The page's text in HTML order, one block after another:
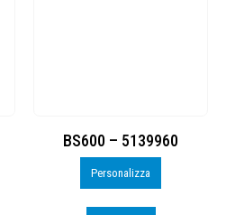
BS600 – 5139960
Personalizza